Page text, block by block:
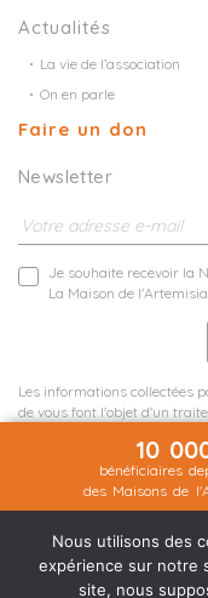
Actualités
La vie de l’association
On en parle
Faire un don
Newsletter
Je souhaite recevoir la
La Maison de l'Artemisia
Les informations collectées
de vous font l'objet d'un
10
bénéficiaires
des Maisons de
Nous utilisons des
expérience sur notre
site, nous